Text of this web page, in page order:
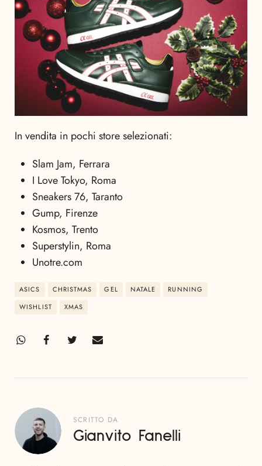
In vendita in pochi store selezionati:
Slam Jam, Ferrara
I Love Tokyo, Roma
Sneakers 76, Taranto
Gump, Firenze
Kosmos, Trento
Superstylin, Roma
Unotre.com
ASICS CHRISTMAS GEL NATALE
RUNNING
WISHLIST
XMAS
SCRITTO DA
Gianvito Fanelli